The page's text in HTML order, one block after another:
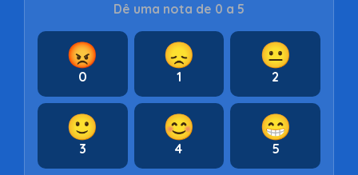
Dê uma nota de 0 a 5
😡
0
😞
1
😐
2
🙂
3
😊
4
😁
5